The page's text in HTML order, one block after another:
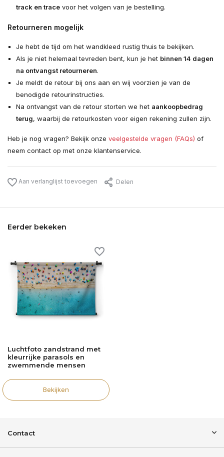
track en tracevoor het volgen van je bestelling.
Retourneren mogelijk
Je hebt de tijd om het wandkleed rustig thuis te bekijken.
Als je niet helemaal tevreden bent, kun je het binnen 14 dagen
na ontvangst retourneren.
Je meldt de retour bij ons aan en wij voorzien je van de
benodigde retourinstructies.
Na ontvangst van de retour storten we het aankoopbedrag
terug, waarbij de retourkosten voor eigen rekening zullen zijn.
Heb je nog vragen? Bekijk onze veelgestelde vragen (FAQs) of
neem contact op met onze klantenservice.
Aan verlanglijst toevoegen Delen
Eerder bekeken
Luchtfoto zandstrand met
kleurrijke parasols en
zwemmende mensen
Bekijken
Contact